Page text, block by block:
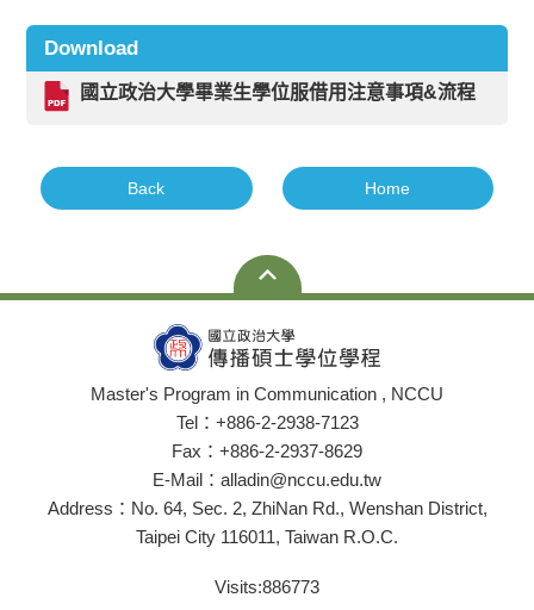
Download
國立政治大學畢業生學位服借用注意事項&流程
Back Home
Master's Program in Communication , NCCU
Tel：+886-2-2938-7123
Fax：+886-2-2937-8629
E-Mail：alladin@nccu.edu.tw
Address：No. 64, Sec. 2, ZhiNan Rd., Wenshan District,
Taipei City 116011, Taiwan R.O.C.
Visits:886773